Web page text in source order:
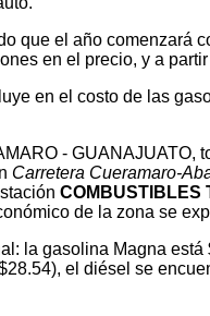
que el año comenzará
en el precio, y a
en el costo de las
-
Carretera Cueramaro-
COMBUSTIBLES
de la zona se
la gasolina Magna
el diésel se